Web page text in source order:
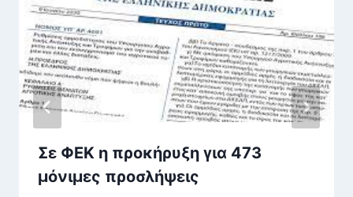
Σε ΦΕΚ η προκήρυξη για 473
μόνιμες προσλήψεις